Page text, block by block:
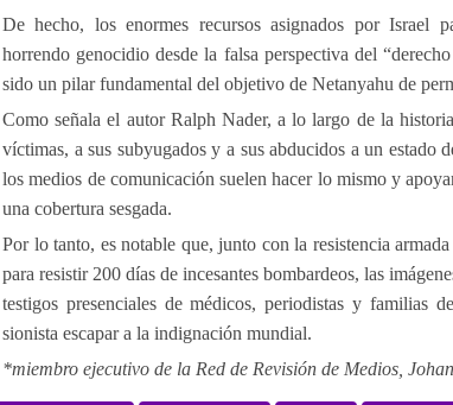
De hecho, los enormes recursos asignados por Israel
horrendo genocidio desde la falsa perspectiva del
sido un pilar fundamental del objetivo de Netanyahu de
Como señala el autor Ralph Nader, a lo largo de la
víctimas, a sus subyugados y a sus abducidos a un estado
los medios de comunicación suelen hacer lo mismo y
una cobertura sesgada.
Por lo tanto, es notable que, junto con la resistencia
para resistir 200 días de incesantes bombardeos, las
testigos presenciales de médicos, periodistas y familias
sionista escapar a la indignación mundial.
*miembro ejecutivo de la Red de Revisión de Medios,